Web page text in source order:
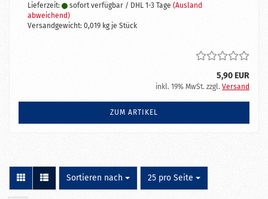
Lieferzeit:
sofort verfügbar / DHL 1-3 Tage (Ausland
abweichend)
Versandgewicht: 0,019 kg je Stück
5,90 EUR
inkl. 19% MwSt. zzgl. Versand
ZUM ARTIKEL
Sortieren nach
Sortieren nach 25 pro Seite
pro Seite